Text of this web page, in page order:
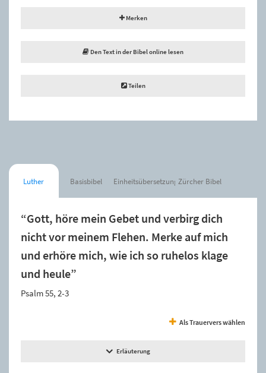
Merken
Den Text in der Bibel online lesen
Teilen
Luther Basisbibel Einheitsübersetzung Zürcher Bibel
“Gott, höre mein Gebet und verbirg dich
nicht vor meinem Flehen. Merke auf mich
und erhöre mich, wie ich so ruhelos klage
und heule”
Psalm 55, 2-3
Als Trauervers wählen
Erläuterung